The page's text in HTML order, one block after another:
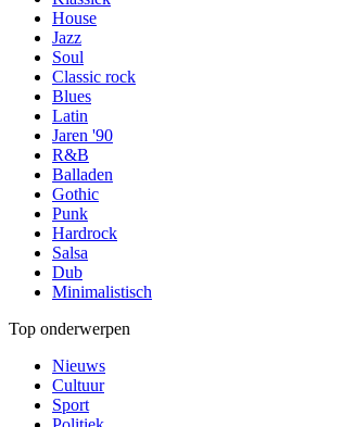
House
Jazz
Soul
Classic rock
Blues
Latin
Jaren '90
R&B
Balladen
Gothic
Punk
Hardrock
Salsa
Dub
Minimalistisch
Top onderwerpen
Nieuws
Cultuur
Sport